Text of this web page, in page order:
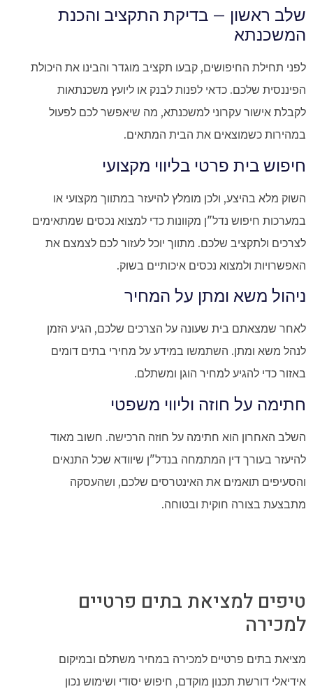
שלב ראשון – בדיקת התקציב והכנת
המשכנתא
לפני תחילת החיפושים, קבעו תקציב מוגדר והבינו את היכולת
הפיננסית שלכם. כדאי לפנות לבנק או ליועץ משכנתאות
לקבלת אישור עקרוני למשכנתא, מה שיאפשר לכם לפעול
במהירות כשמוצאים את הבית המתאים.
חיפוש בית פרטי בליווי מקצועי
השוק מלא בהיצע, ולכן מומלץ להיעזר במתווך מקצועי או
במערכות חיפוש נדל"ן מקוונות כדי למצוא נכסים שמתאימים
לצרכים ולתקציב שלכם. מתווך יוכל לעזור לכם לצמצם את
האפשרויות ולמצוא נכסים איכותיים בשוק.
ניהול משא ומתן על המחיר
לאחר שמצאתם בית שעונה על הצרכים שלכם, הגיע הזמן
לנהל משא ומתן. השתמשו במידע על מחירי בתים דומים
באזור כדי להגיע למחיר הוגן ומשתלם.
חתימה על חוזה וליווי משפטי
השלב האחרון הוא חתימה על חוזה הרכישה. חשוב מאוד
להיעזר בעורך דין המתמחה בנדל"ן שיוודא שכל התנאים
והסעיפים תואמים את האינטרסים שלכם, ושהעסקה
מתבצעת בצורה חוקית ובטוחה.
טיפים למציאת בתים פרטיים
למכירה
מציאת בתים פרטיים למכירה במחיר משתלם ובמיקום
אידיאלי דורשת תכנון מוקדם, חיפוש יסודי ושימוש נכון